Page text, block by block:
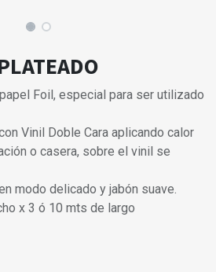
Foil, especial para ser utilizado
Vinil Doble Cara aplicando calor
o casera, sobre el vinil se
modo delicado y jabón suave.
x 3 ó 10 mts de largo